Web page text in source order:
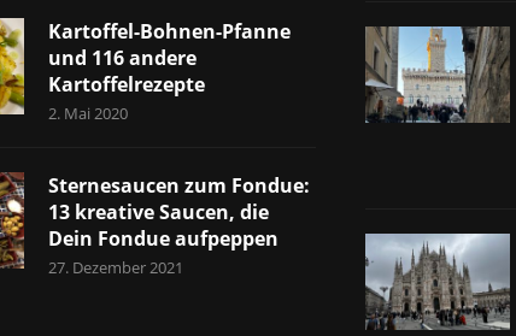
Kartoffel-Bohnen-Pfanne
und 116 andere
Kartoffelrezepte
2. Mai 2020
Sternesaucen zum Fondue:
13 kreative Saucen, die
Dein Fondue aufpeppen
27. Dezember 2021